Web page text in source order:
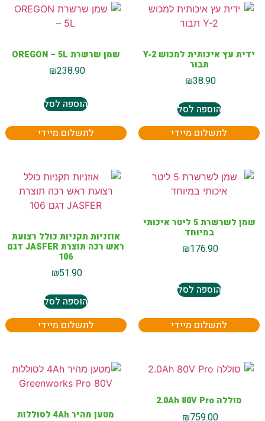
ידית עץ איכותית למכוש Y-2
תבור
₪38.90
הוספה לסל
לתשלום מיידי
שמן שרשרת OREGON – 5L
₪238.90
הוספה לסל
לתשלום מיידי
שמן לשרשרת 5 ליטר איכותי
במיוחד
₪176.90
הוספה לסל
לתשלום מיידי
אוזניות תקניות כולל רצועת
ראש רכה תוצרת JASFER דגם
106
₪51.90
הוספה לסל
לתשלום מיידי
סוללה 2.0Ah 80V Pro
₪759.00
מטען מהיר 4Ah לסוללות